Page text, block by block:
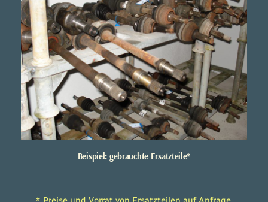
Beispiel: gebrauchte Ersatzteile*